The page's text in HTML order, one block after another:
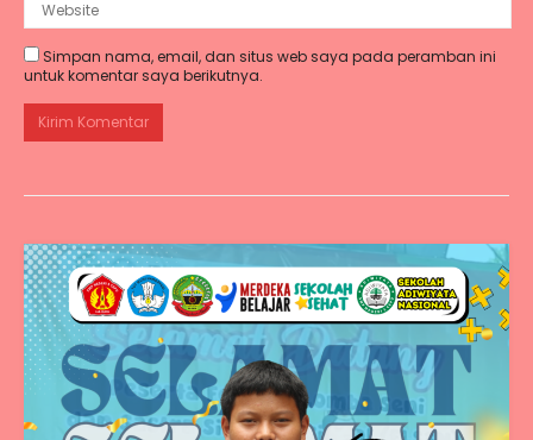
Simpan nama, email, dan situs web saya pada peramban ini
untuk komentar saya berikutnya.